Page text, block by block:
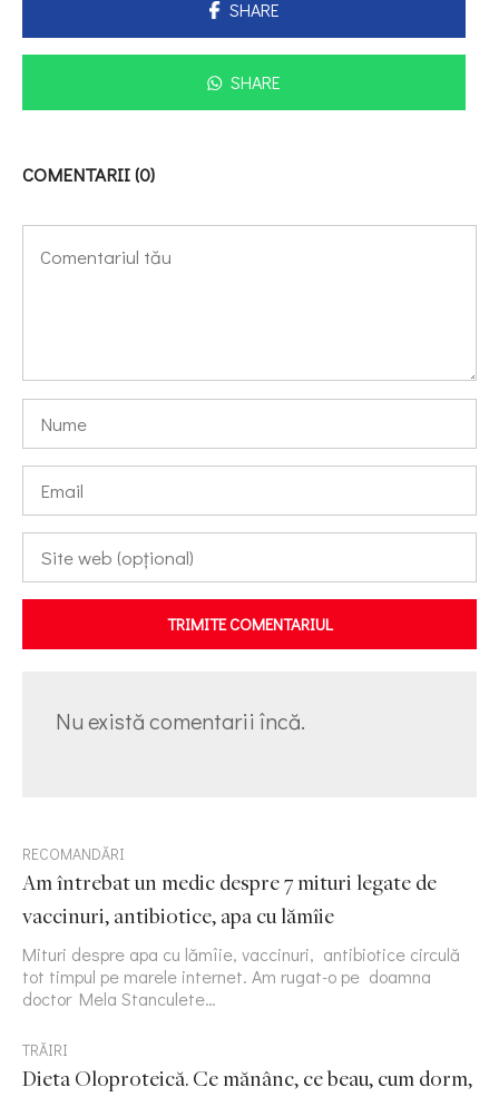
SHARE
SHARE
COMENTARII (0)
TRIMITE COMENTARIUL
Nu există comentarii încă.
RECOMANDĂRI
Am întrebat un medic despre 7 mituri legate de
vaccinuri, antibiotice, apa cu lămîie
Mituri despre apa cu lămîie, vaccinuri, antibiotice circulă
tot timpul pe marele internet. Am rugat-o pe doamna
doctor Mela Stanculete…
TRĂIRI
Dieta Oloproteică. Ce mănânc, ce beau, cum dorm,